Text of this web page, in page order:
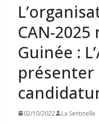
CAN-
Guinée :
présenter
02/10/2022 La Sentinelle